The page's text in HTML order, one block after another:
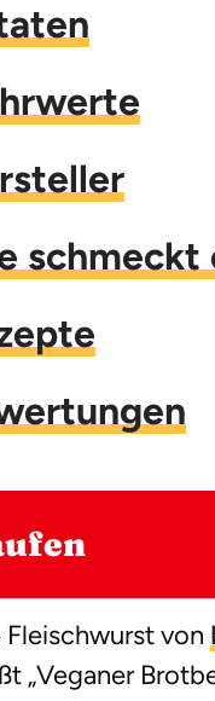
schmeckt
Fleischwurst von
„Veganer